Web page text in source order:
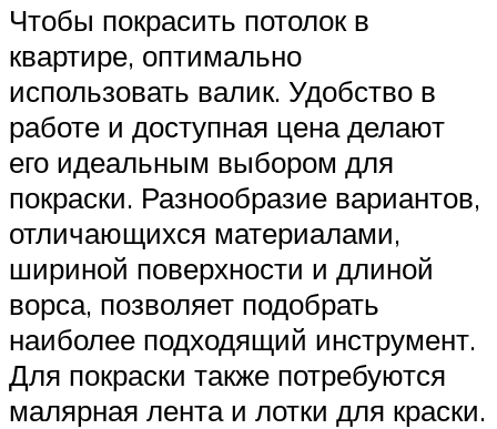
Чтобы покрасить потолок в
квартире, оптимально
использовать валик. Удобство в
работе и доступная цена делают
его идеальным выбором для
покраски. Разнообразие вариантов,
отличающихся материалами,
шириной поверхности и длиной
ворса, позволяет подобрать
наиболее подходящий инструмент.
Для покраски также потребуются
малярная лента и лотки для краски.